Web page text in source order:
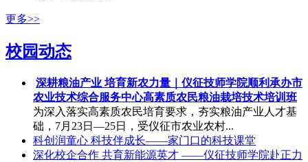
更多>>
校园动态
深耕粮油产业 培育新农力量｜仪征技师学院顺利承办市
农业技术综合服务中心高素质农民粮油栽培技术培训班
为深入落实高素质农民培育要求，夯实粮油产业人才基
础，7月23日—25日，受仪征市农业农村...
科创润童心 科技伴成长——家门口的科技课堂
深化校企合作 共育新能源英才 ——仪征技师学院赴正力